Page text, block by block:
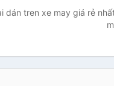
dán tren xe may giá rẻ